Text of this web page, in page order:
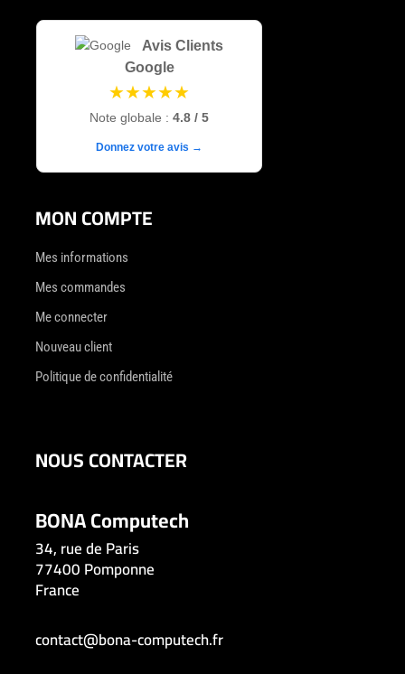
Avis Clients
Google
★★★★★
Note globale : 4.8 / 5
Donnez votre avis →
MON COMPTE
Mes informations
Mes commandes
Me connecter
Nouveau client
Politique de confidentialité
NOUS CONTACTER
BONA Computech
34, rue de Paris
77400 Pomponne
France
contact@bona-computech.fr